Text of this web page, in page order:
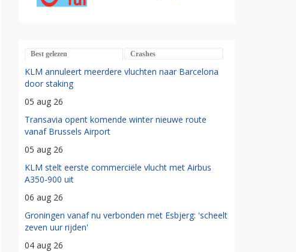
Best gelezen Crashes
KLM annuleert meerdere vluchten naar Barcelona
door staking
05 aug 26
Transavia opent komende winter nieuwe route
vanaf Brussels Airport
05 aug 26
KLM stelt eerste commerciële vlucht met Airbus
A350-900 uit
06 aug 26
Groningen vanaf nu verbonden met Esbjerg: 'scheelt
zeven uur rijden'
04 aug 26